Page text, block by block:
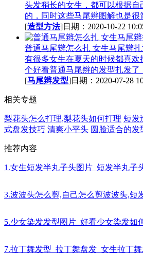
头发稍长的女生，都可以根据
的，同时这些马尾辫图解也是
[造型方法]日期：2020-10-22
普通马尾辫怎么扎 女生马尾辫
有很多女生在夏天的时候都喜
个好看普通马尾辫的发型扎发了
[马尾辫发型]日期：2020-07-28
相关专题
梨花头怎么打理,梨花头如何打理 短发
式盘发技巧 清爽小平头 圆脸适合的发
推荐内容
1.女生短发半丸子头图片_短发半丸子
3.波波头怎么剪,自己怎么剪波波头,短
5.少女染发发型图片_好看少女染发如
7.拉丁舞发型_拉丁舞盘发_女生拉丁